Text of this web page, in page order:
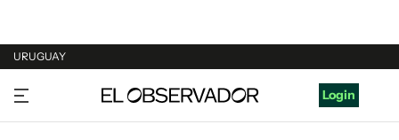
URUGUAY
URUGUAY
ARGENTINA
Login